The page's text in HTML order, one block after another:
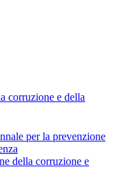
corruzione e della
per la prevenzione
della corruzione e